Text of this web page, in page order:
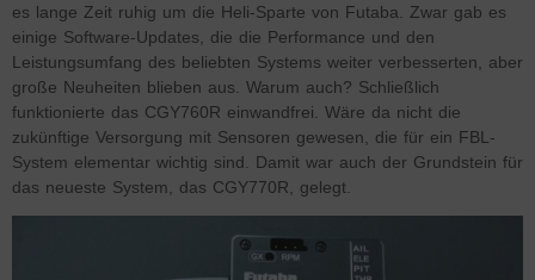
es lange Zeit ruhig um die Heli-Sparte von Futaba. Zwar gab es
einige Software-Updates, die die Performance und den
Leistungsumfang des beliebten Systems weiter verbesserten, aber
große Neuheiten blieben aus. Warum auch? Schließlich
funktionierte das CGY760R einwandfrei. Wäre da nicht die
zukünftige Versorgung mit Sensoren gewesen, die für ein FBL-
System elementar wichtig sind. Damit war auch der Grundstein für
das neueste System, das CGY770R, gelegt.